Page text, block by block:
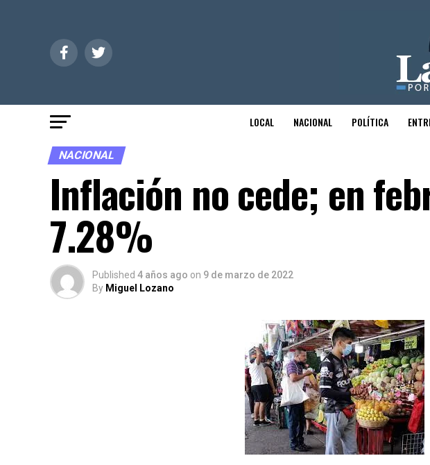
LOCAL NACIONAL POLÍTICA
NACIONAL
Inflación no cede; en
7.28%
Published 4 años ago on 9 de marzo de 2022
By Miguel Lozano